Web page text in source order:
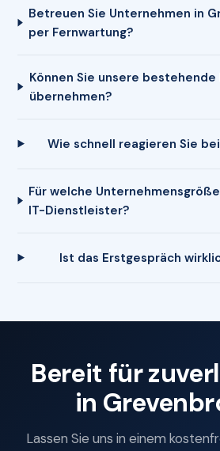
Betreuen Sie Unternehmen in
per Fernwartung?
Können Sie unsere
übernehmen?
Wie schnell reagieren Sie
Für welche
IT-Dienstleister?
Ist das Erstgespräch
Bereit für
in
Lassen Sie uns in einem